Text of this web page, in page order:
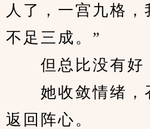
人了，一宫九格，
不足三成。”
但总比没有好
她收敛情绪，
返回阵心。